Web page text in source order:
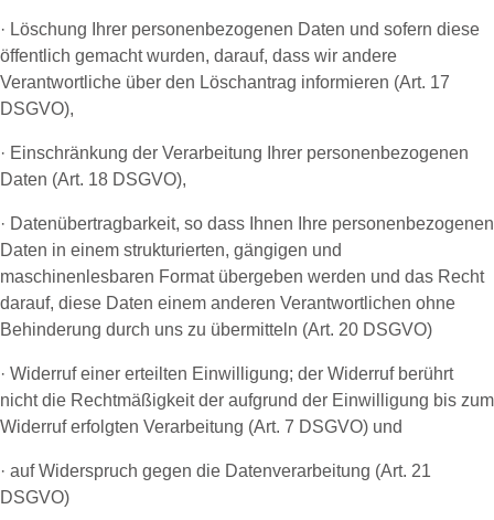
· Löschung Ihrer personenbezogenen Daten und sofern diese
öffentlich gemacht wurden, darauf, dass wir andere
Verantwortliche über den Löschantrag informieren (Art. 17
DSGVO),
· Einschränkung der Verarbeitung Ihrer personenbezogenen
Daten (Art. 18 DSGVO),
· Datenübertragbarkeit, so dass Ihnen Ihre personenbezogenen
Daten in einem strukturierten, gängigen und
maschinenlesbaren Format übergeben werden und das Recht
darauf, diese Daten einem anderen Verantwortlichen ohne
Behinderung durch uns zu übermitteln (Art. 20 DSGVO)
· Widerruf einer erteilten Einwilligung; der Widerruf berührt
nicht die Rechtmäßigkeit der aufgrund der Einwilligung bis zum
Widerruf erfolgten Verarbeitung (Art. 7 DSGVO) und
· auf Widerspruch gegen die Datenverarbeitung (Art. 21
DSGVO)